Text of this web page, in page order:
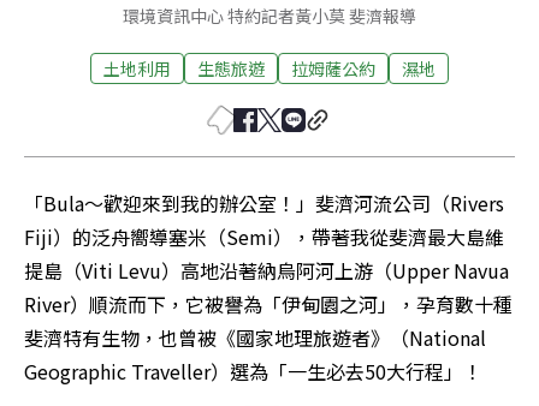
環境資訊中心 特約記者黃小莫 斐濟報導
土地利用 生態旅遊 拉姆薩公約 濕地
「Bula～歡迎來到我的辦公室！」斐濟河流公司（Rivers
Fiji）的泛舟嚮導塞米（Semi），帶著我從斐濟最大島維
提島（Viti Levu）高地沿著納烏阿河上游（Upper Navua
River）順流而下，它被譽為「伊甸園之河」，孕育數十種
斐濟特有生物，也曾被《國家地理旅遊者》（National
Geographic Traveller）選為「一生必去50大行程」！